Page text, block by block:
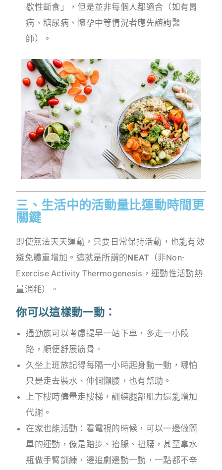
歇性斷食」，但是並非每個人都適合（如有胃
病、糖尿病、懷孕中等情況者應先諮詢醫
師）。
三、生活中的活動量比運動時間更
關鍵
即使無法天天運動，只要日常保持活動，也能有效
避免體重增加。這就是所謂的NEAT （非Non-
Exercise Activity Thermogenesis，運動性活動熱
量消耗）。
你可以這樣動一動：
通勤族可以考慮提早一站下車，多走一小段
路，順便舒展筋骨。
久坐上班族記得每隔一小時起身動一動，哪怕
只是走去裝水、伸個懶腰，也有幫助。
上下樓時儘量走樓梯，訓練腿部肌力還能增加
代謝。
在家也能活動：看電視的時候，可以一邊做簡
單的運動，像是踏步、抬腿、扭腰，甚至拿水
瓶做手臂訓練，邊追劇邊動一動，一點都不辛